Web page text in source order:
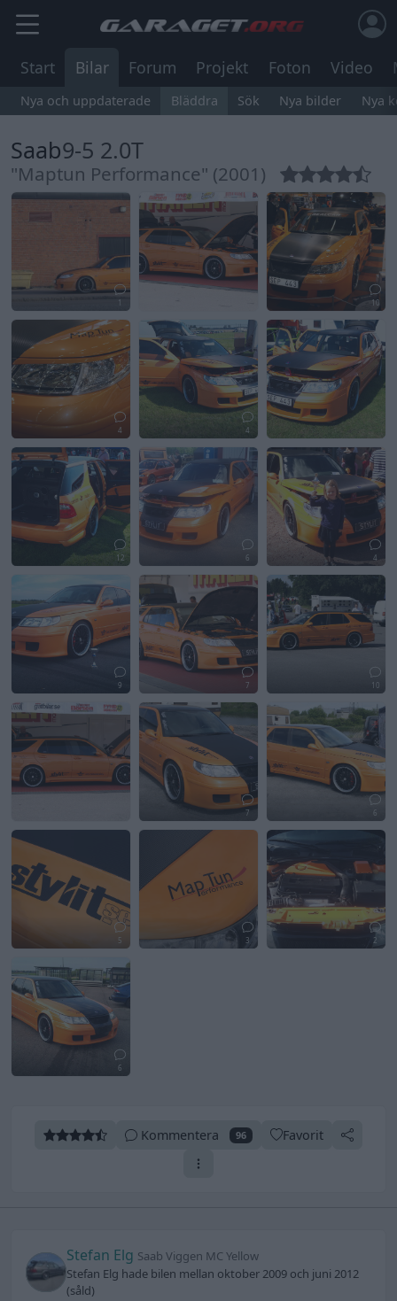
Start Bilar Forum Projekt Foton Video
Nya och uppdaterade Bläddra Sök Nya bilder Nya
Saab9-5 2.0T
"Maptun Performance" (2001)
1 10
4 4
12 6 4
9 7 10
7 6
5 3 2
6
Kommentera 96 Favorit
Stefan Elg Saab Viggen MC Yellow
Stefan Elg hade bilen mellan oktober 2009 och juni 2012
(såld)